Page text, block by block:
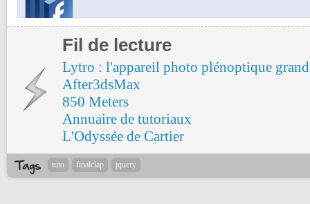
Fil de lecture
Lytro : l'appareil photo plénoptique
After3dsMax
850 Meters
Annuaire de tutoriaux
L'Odyssée de Cartier
tuto finalclap jquery